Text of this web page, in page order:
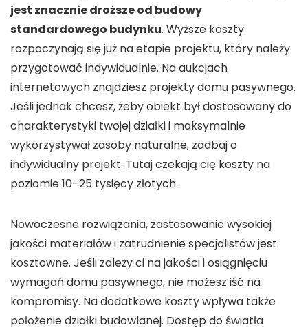
jest znacznie droższe od budowy
standardowego budynku. Wyższe koszty
rozpoczynają się już na etapie projektu, który należy
przygotować indywidualnie. Na aukcjach
internetowych znajdziesz projekty domu pasywnego.
Jeśli jednak chcesz, żeby obiekt był dostosowany do
charakterystyki twojej działki i maksymalnie
wykorzystywał zasoby naturalne, zadbaj o
indywidualny projekt. Tutaj czekają cię koszty na
poziomie 10–25 tysięcy złotych.
Nowoczesne rozwiązania, zastosowanie wysokiej
jakości materiałów i zatrudnienie specjalistów jest
kosztowne. Jeśli zależy ci na jakości i osiągnięciu
wymagań domu pasywnego, nie możesz iść na
kompromisy. Na dodatkowe koszty wpływa także
położenie działki budowlanej. Dostęp do światła